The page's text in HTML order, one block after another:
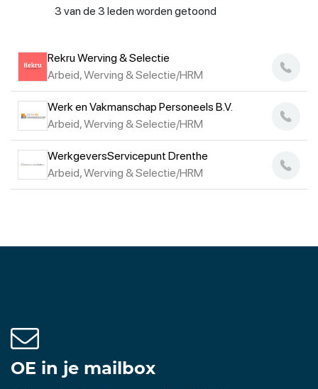
3 van de 3 leden worden getoond
Rekru Werving & Selectie
Arbeid, Werving & Selectie/HRM
Werk en Vakmanschap Personeels B.V.
Arbeid, Werving & Selectie/HRM
WerkgeversServicepunt Drenthe
Arbeid, Werving & Selectie/HRM
OE in je mailbox